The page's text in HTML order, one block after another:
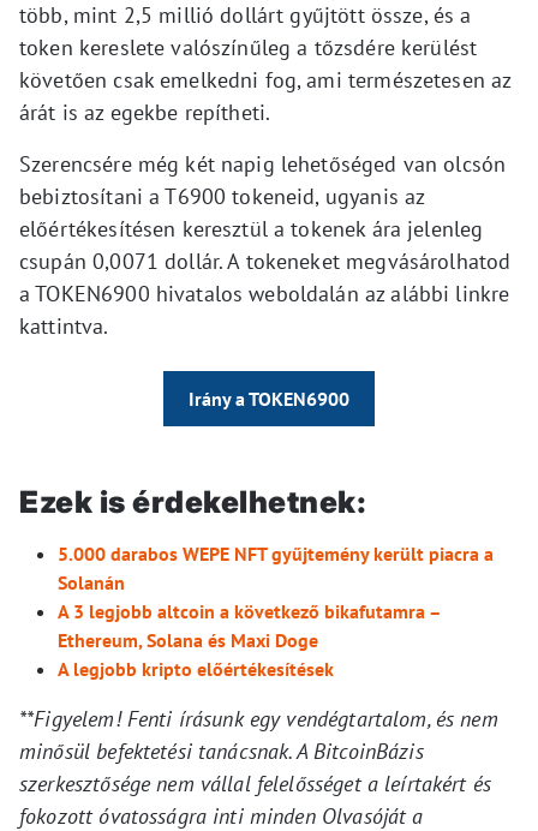
több, mint 2,5 millió dollárt gyűjtött össze, és a
token kereslete valószínűleg a tőzsdére kerülést
követően csak emelkedni fog, ami természetesen az
árát is az egekbe repítheti.
Szerencsére még két napig lehetőséged van olcsón
bebiztosítani a T6900 tokeneid, ugyanis az
előértékesítésen keresztül a tokenek ára jelenleg
csupán 0,0071 dollár. A tokeneket megvásárolhatod
a TOKEN6900 hivatalos weboldalán az alábbi linkre
kattintva.
Irány a TOKEN6900
Ezek is érdekelhetnek:
5.000 darabos WEPE NFT gyűjtemény került piacra a
Solanán
A 3 legjobb altcoin a következő bikafutamra –
Ethereum, Solana és Maxi Doge
A legjobb kripto előértékesítések
**Figyelem! Fenti írásunk egy vendégtartalom, és nem
minősül befektetési tanácsnak. A BitcoinBázis
szerkesztősége nem vállal felelősséget a leírtakért és
fokozott óvatosságra inti minden Olvasóját a